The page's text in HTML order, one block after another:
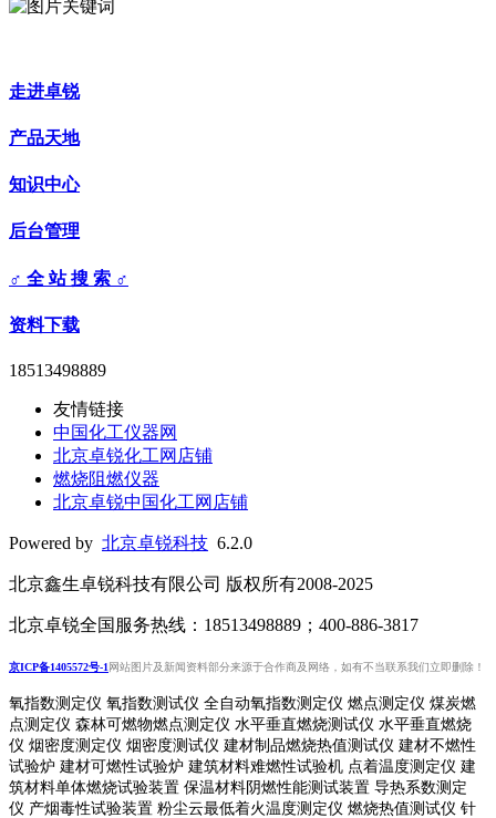
走进卓锐
产品天地
知识中心
后台管理
♂ 全 站 搜 索 ♂
资料下载
18513498889
友情链接
中国化工仪器网
北京卓锐化工网店铺
燃烧阻燃仪器
北京卓锐中国化工网店铺
Powered by 北京卓锐科技 6.2.0
北京鑫生卓锐科技有限公司 版权所有2008-2025
北京卓锐全国服务热线：18513498889；400-886-3817
京ICP备1405572号-1网站图片及新闻资料部分来源于合作商及网络，如有不当联系我们立即删除！
氧指数测定仪 氧指数测试仪 全自动氧指数测定仪 燃点测定仪 煤炭燃
点测定仪 森林可燃物燃点测定仪 水平垂直燃烧测试仪 水平垂直燃烧
仪 烟密度测定仪 烟密度测试仪 建材制品燃烧热值测试仪 建材不燃性
试验炉 建材可燃性试验炉 建筑材料难燃性试验机 点着温度测定仪 建
筑材料单体燃烧试验装置 保温材料阴燃性能测试装置 导热系数测定
仪 产烟毒性试验装置 粉尘云最低着火温度测定仪 燃烧热值测试仪 针